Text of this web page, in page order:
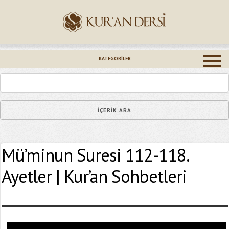
KATEGORILER
Mü’minun Suresi 112-118.
Ayetler | Kur’an Sohbetleri
Epostanız (*)
Yaşadığınız Hatanın Ayrıntıları